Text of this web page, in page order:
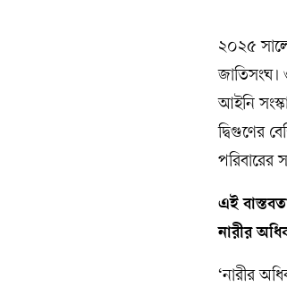
২০২৫
জাতিসংঘ।
আইনি
দ্বিগুণের
পরিবারের
এই
নারীর
‘নারীর